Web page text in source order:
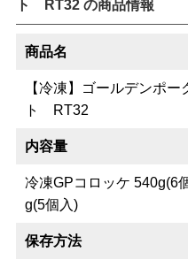
ト RT32 の商品情報
商品名
【冷凍】ゴールデンポ
ト RT32
内容量
冷凍GPコロッケ 540g(6
g(5個入)
保存方法